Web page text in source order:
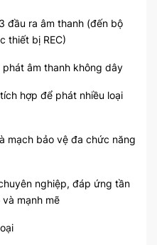
đầu ra âm thanh (đến bộ
thiết bị REC)
âm thanh không dây
hợp để phát nhiều loại
mạch bảo vệ đa chức năng
nghiệp, đáp ứng tần
mạnh mẽ